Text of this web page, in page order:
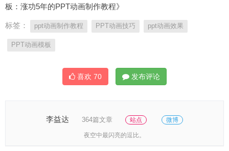
板：涨功5年的PPT动画制作教程》
标签： ppt动画制作教程 PPT动画技巧 ppt动画效果
PPT动画模板
喜欢 70 发布评论
李益达 364篇文章 站点 微博
夜空中最闪亮的逗比。